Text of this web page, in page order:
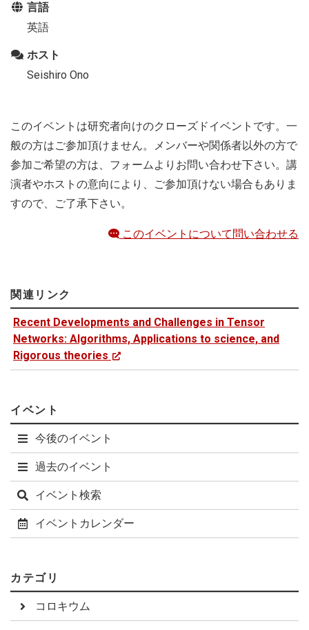
言語
英語
ホスト
Seishiro Ono
このイベントは研究者向けのクローズドイベントです。一
般の方はご参加頂けません。メンバーや関係者以外の方で
参加ご希望の方は、フォームよりお問い合わせ下さい。講
演者やホストの意向により、ご参加頂けない場合もありま
すので、ご了承下さい。
このイベントについて問い合わせる
関連リンク
Recent Developments and Challenges in Tensor
Networks: Algorithms, Applications to science, and
Rigorous theories
イベント
今後のイベント
過去のイベント
イベント検索
イベントカレンダー
カテゴリ
コロキウム